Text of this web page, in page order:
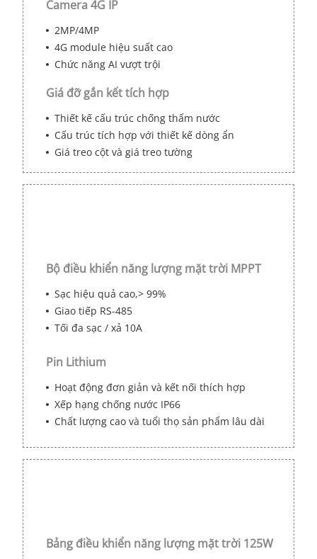
Camera 4G IP
2MP/4MP
4G module hiệu suất cao
Chức năng AI vượt trội
Giá đỡ gắn kết tích hợp
Thiết kế cấu trúc chống thấm nước
Cấu trúc tích hợp với thiết kế dòng ẩn
Giá treo cột và giá treo tường
Bộ điều khiển năng lượng mặt trời MPPT
Sạc hiệu quả cao,> 99%
Giao tiếp RS-485
Tối đa sạc / xả 10A
Pin Lithium
Hoạt động đơn giản và kết nối thích hợp
Xếp hạng chống nước IP66
Chất lượng cao và tuổi thọ sản phẩm lâu dài
Bảng điều khiển năng lượng mặt trời 125W